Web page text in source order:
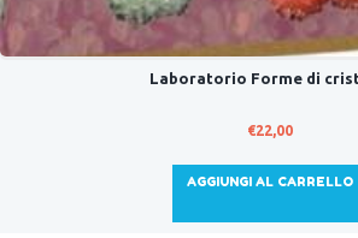
Laboratorio Forme di
€22,00
AGGIUNGI AL CARRELLO